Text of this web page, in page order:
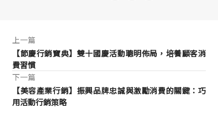
上一篇
【節慶行銷寶典】雙十國慶活動聰明佈局，培養顧客消
費習慣
【美容產業行銷】振興品牌忠誠與激勵消費的關鍵：巧
用活動行銷策略
下一篇